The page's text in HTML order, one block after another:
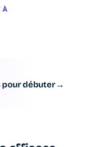
À
pour débuter →